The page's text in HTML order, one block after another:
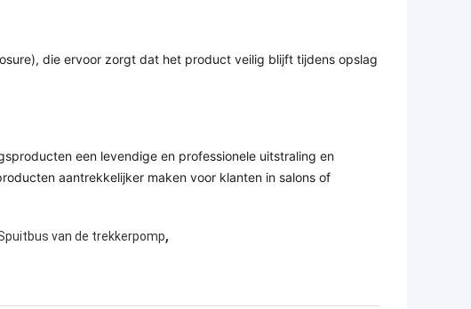
die ervoor zorgt dat het product veilig blijft tijdens opslag
een levendige en professionele uitstraling en
aantrekkelijker maken voor klanten in salons of
van de trekkerpomp,